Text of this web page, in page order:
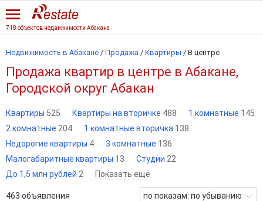
718 объектов недвижимости Абакана
Недвижимость в Абакане / Продажа / Квартиры / В центре
Продажа квартир в центре в Абакане,
Городской округ Абакан
Квартиры 525 Квартиры на вторичке 488 1 комнатные 145
2 комнатные 204 1 комнатные вторичка 138
Недорогие квартиры 4 3 комнатные 136
Малогабаритные квартиры 13 Студии 22
До 1,5 млн рублей 2 Показать ещё
463 объявления по показам: по убыванию